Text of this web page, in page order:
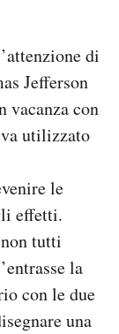
di
Jefferson
vacanza con
utilizzato
le
effetti.
tutti
la
con le due
una